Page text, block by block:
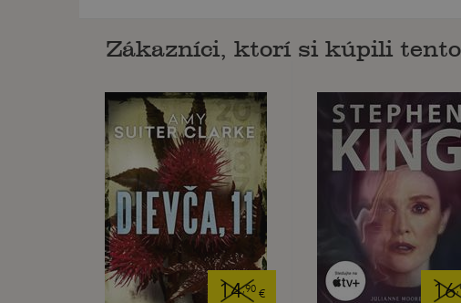
Zákazníci, ktorí si kúpili
14,90 € 16